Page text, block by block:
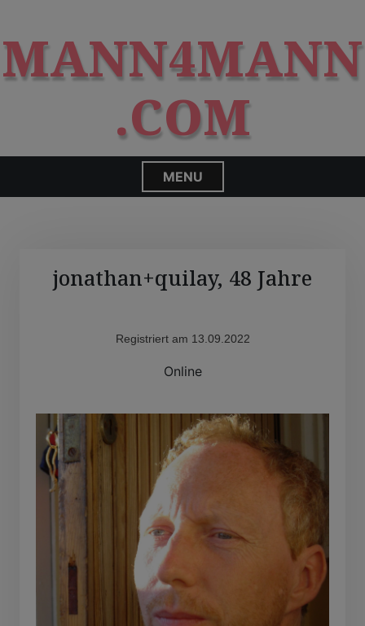
i
p
o
c
n
t
MANN4MANN
.COM
MENU
jonathan+quilay, 48 Jahre
Registriert am 13.09.2022
Online